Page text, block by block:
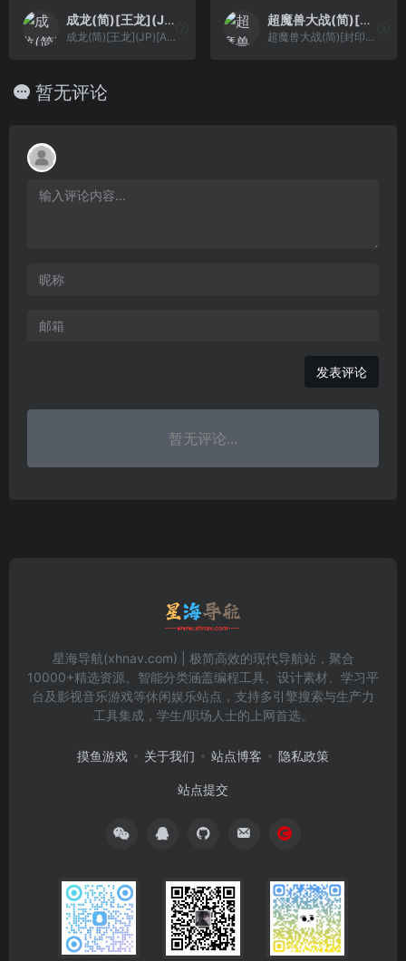
成龙(简)[王龙](JP)[ACT](2Mb)
成龙(简)[王龙](JP)[ACT](2Mb)
超魔兽大战(简)[封印记忆](JP)[SLG](3Mb)
超魔兽大战(简)[封印记忆](JP)[SLG](3Mb)
暂无评论
发表评论
暂无评论...
星海导航(xhnav.com) | 极简高效的现代导航站，聚合
10000+精选资源。智能分类涵盖编程工具、设计素材、学习平
台及影视音乐游戏等休闲娱乐站点，支持多引擎搜索与生产力
工具集成，学生/职场人士的上网首选。
摸鱼游戏 关于我们 站点博客 隐私政策
站点提交